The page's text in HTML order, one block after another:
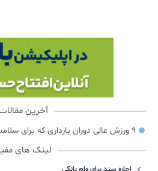
آخرین
۹ ورزش عالی دوران بارداری که برای سلامت مادر و جنین مفیدند
لینک های